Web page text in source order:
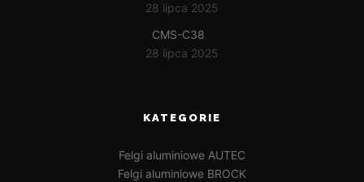
28 lipca 2025
CMS-C38
28 lipca 2025
KATEGORIE
Felgi aluminiowe AUTEC
Felgi aluminiowe BROCK